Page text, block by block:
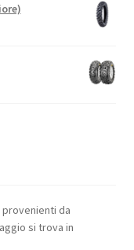
da
si trova in